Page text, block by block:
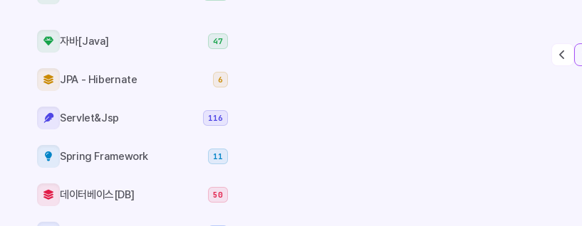
자바[Java] 47
JPA - Hibernate 6
Servlet&Jsp 116
Spring Framework 11
데이터베이스[DB] 50